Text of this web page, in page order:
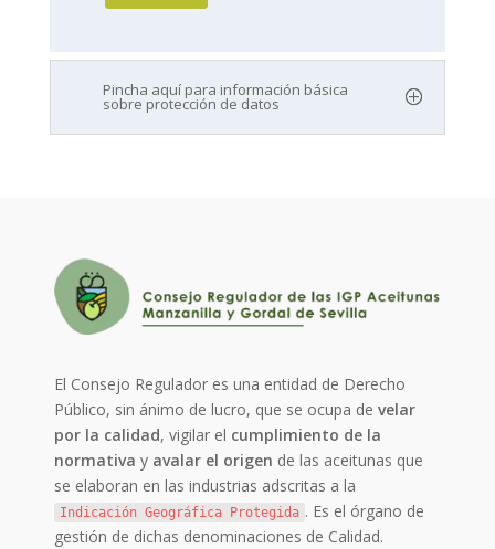
Pincha aquí para información básica
sobre protección de datos
El Consejo Regulador es una entidad de Derecho
Público, sin ánimo de lucro, que se ocupa develar
por la calidad, vigilar el cumplimiento de la
normativa y avalar el origen de las aceitunas que
se elaboran en las industrias adscritas a la
Indicación Geográfica Protegida . Es el órgano de
gestión de dichas denominaciones de Calidad.